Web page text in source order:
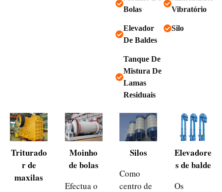
Bolas
Elevador
De Baldes
Tanque De
Mistura De
Lamas
Residuais
Vibratório
Silo
Triturado
r de
maxilas
Moinho
de bolas
Efectua o
Silos
Como
centro de
Elevadore
s de balde
Os